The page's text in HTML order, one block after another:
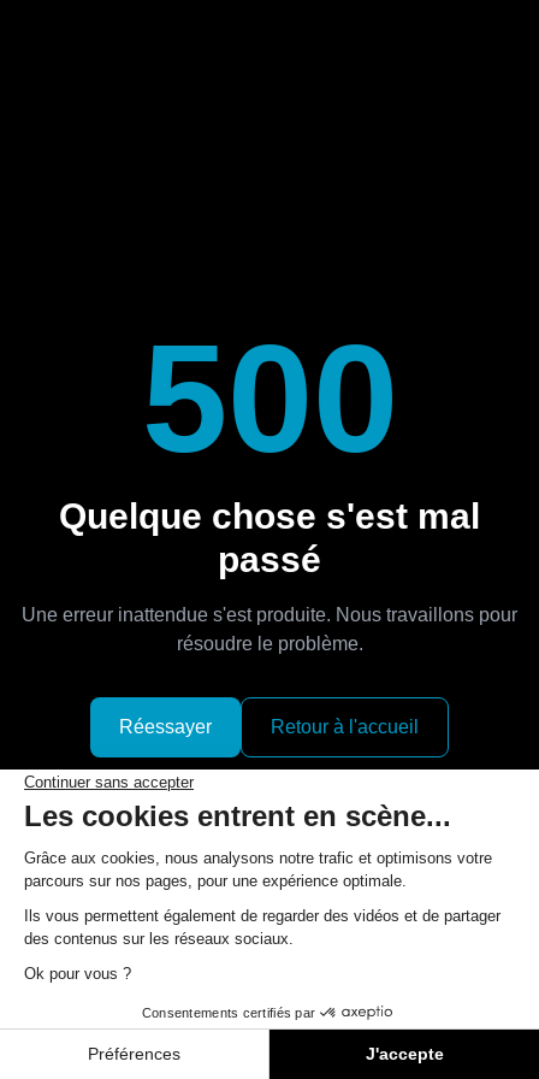
500
Quelque chose s'est mal
passé
Une erreur inattendue s'est produite. Nous travaillons pour
résoudre le problème.
Réessayer Retour à l'accueil